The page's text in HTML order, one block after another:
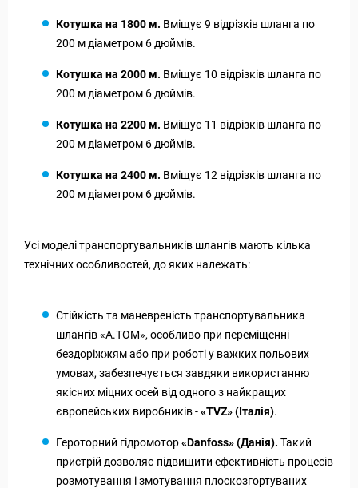
Котушка на 1800 м. Вміщує 9 відрізків шланга по
200 м діаметром 6 дюймів.
Котушка на 2000 м. Вміщує 10 відрізків шланга по
200 м діаметром 6 дюймів.
Котушка на 2200 м. Вміщує 11 відрізків шланга по
200 м діаметром 6 дюймів.
Котушка на 2400 м. Вміщує 12 відрізків шланга по
200 м діаметром 6 дюймів.
Усі моделі транспортувальників шлангів мають кілька
технічних особливостей, до яких належать:
Стійкість та маневреність транспортувальника
шлангів «А.ТОМ», особливо при переміщенні
бездоріжжям або при роботі у важких польових
умовах, забезпечується завдяки використанню
якісних міцних осей від одного з найкращих
європейських виробників -«TVZ» (Італія).
Героторний гідромотор«Danfoss» (Данія). Такий
пристрій дозволяє підвищити ефективність процесів
розмотування і змотування плоскозгортуваних